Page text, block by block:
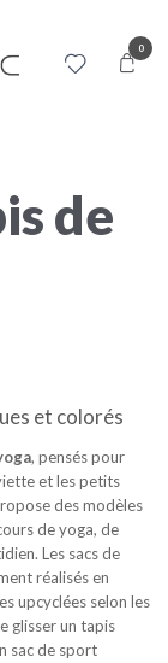
0
de
et colorés
, pensés pour
et les petits
des modèles
de yoga, de
Les sacs de
réalisés en
upcyclées selon les
glisser un tapis
sac de sport